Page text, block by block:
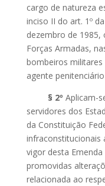
cargo de natureza
inciso II do art. 1º
dezembro de
Forças Armadas,
bombeiros
agente
§ 2º Aplicam-
servidores dos
da Constituição
infraconstitucionais
vigor desta
promovidas
relacionada ao